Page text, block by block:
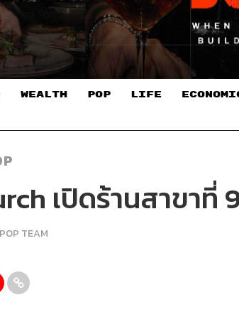
WEALTH POP LIFE
เปิดร้านสาขาที่
TEAM